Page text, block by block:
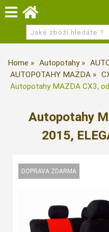
Home Autopotahy
AUTOPOTAHY MAZDA
Autopotahy MAZDA CX3,
Autopotahy
2015,